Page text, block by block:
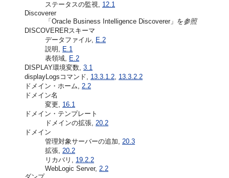
ステータスの監視, 12.1
Discoverer
「Oracle Business Intelligence Discoverer」を参照
DISCOVERERスキーマ
データファイル, E.2
説明, E.1
表領域, E.2
DISPLAY環境変数, 3.1
displayLogsコマンド, 13.3.1.2, 13.3.2.2
ドメイン・ホーム, 2.2
ドメイン名
変更, 16.1
ドメイン・テンプレート
ドメインの拡張, 20.2
ドメイン
管理対象サーバーの追加, 20.3
拡張, 20.2
リカバリ, 19.2.2
WebLogic Server, 2.2